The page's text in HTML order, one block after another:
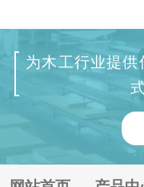
误。目前市场上能
满足此要求的设备
数控六面钻。 数控六
面钻主要用于板式
具切割下料后的板
进行多面打孔以及开
槽的设备，可以一次
完成加工件正反面
为木工行业提